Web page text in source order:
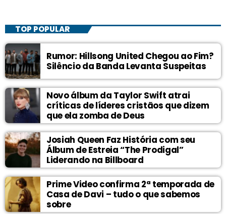
TOP POPULAR
Rumor: Hillsong United Chegou ao Fim?
Silêncio da Banda Levanta Suspeitas
Novo álbum da Taylor Swift atrai
críticas de líderes cristãos que dizem
que ela zomba de Deus
Josiah Queen Faz História com seu
Álbum de Estreia “The Prodigal”
Liderando na Billboard
Prime Video confirma 2ª temporada de
Casa de Davi – tudo o que sabemos
sobre